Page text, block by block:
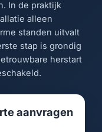
In de praktijk
alleen
standen uitvalt
stap is grondig
herstart
aanvragen